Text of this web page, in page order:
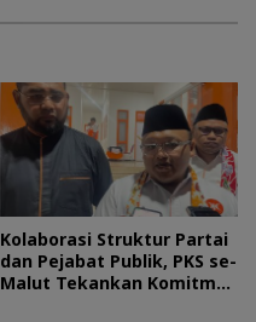
Kolaborasi Struktur Partai
dan Pejabat Publik, PKS se-
Malut Tekankan Komitmen